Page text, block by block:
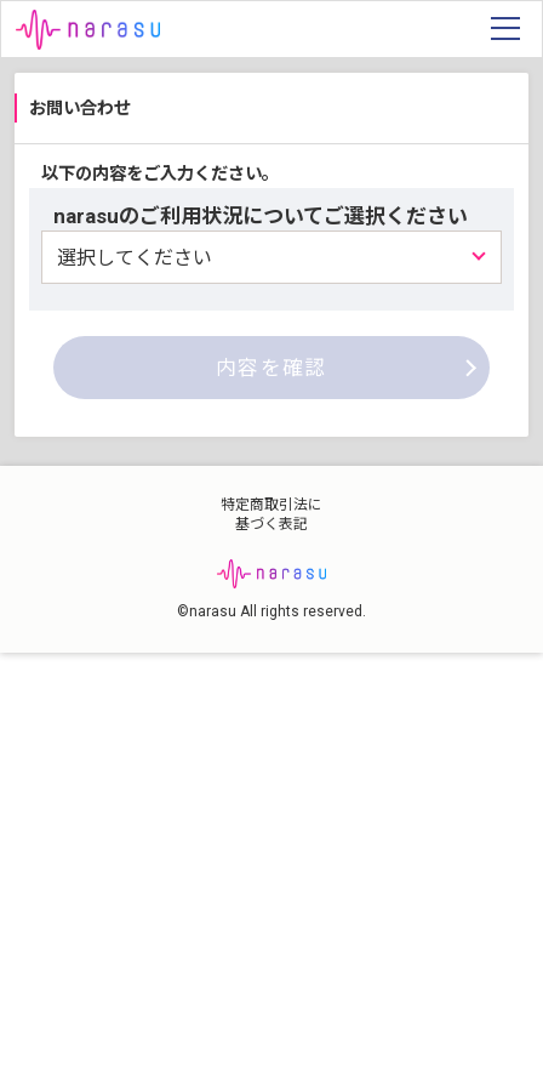
お問い合わせ
以下の内容をご入力ください。
narasuのご利用状況についてご選択ください
内容を確認
特定商取引法に
基づく表記
©narasu All rights reserved.